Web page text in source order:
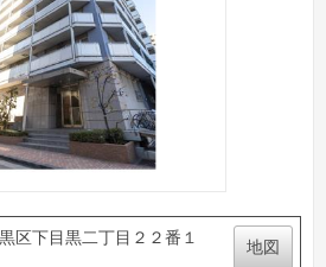
区下目黒二丁目２２番１
地図